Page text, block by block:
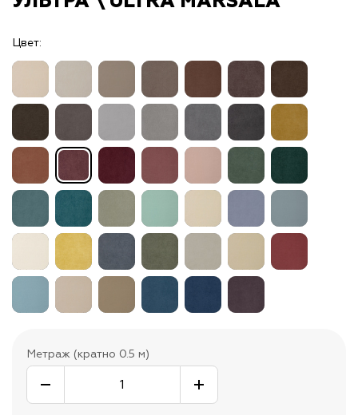
Цвет:
Метраж (кратно 0.5 м)